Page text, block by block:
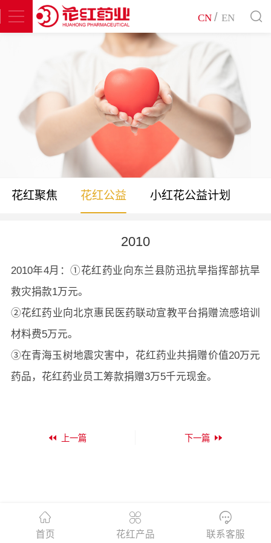
CN/ EN
花红聚焦 花红公益 小红花公益计划
2010
2010年4月：①花红药业向东兰县防迅抗旱指挥部抗旱
救灾捐款1万元。
②花红药业向北京惠民医药联动宣教平台捐赠流感培训
材料费5万元。
③在青海玉树地震灾害中，花红药业共捐赠价值20万元
药品，花红药业员工筹款捐赠3万5千元现金。
上一篇 下一篇
首页 花红产品 联系客服